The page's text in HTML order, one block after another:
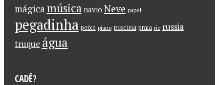
mágica música navio Neve papel
pegadinha peixe piano piscina praia rio russia
truque água
CADÊ?